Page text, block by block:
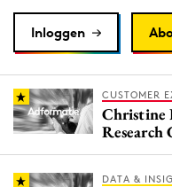
Reputatie & crisis
Inloggen
CUSTOMER
Christine
Research
DATA &